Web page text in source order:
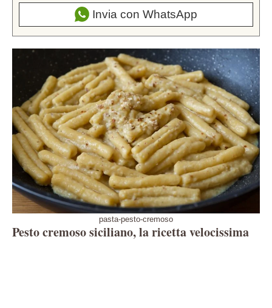
Invia con WhatsApp
pasta-pesto-cremoso
Pesto cremoso siciliano, la ricetta velocissima